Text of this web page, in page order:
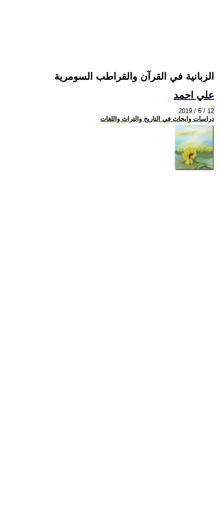
الزبانية في القرآن والقراطب السومرية
علي احمد
2019 / 6 / 12
دراسات وابحاث في التاريخ والتراث واللغات